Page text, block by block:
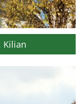
Kilian